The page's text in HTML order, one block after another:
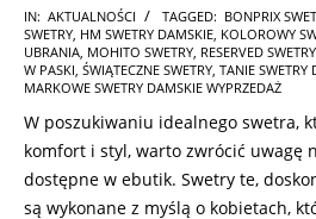
2025-
11-
16
IN: AKTUALNOŚCI TAGGED: BONPRIX
SWETRY HM SWETRY DAMSKIE KOLOROWY
UBRANIA MOHITO SWETRY RESERVED SWETRY
W PASKI ŚWIĄTECZNE SWETRY TANIE SWETRY
MARKOWE SWETRY DAMSKIE WYPRZEDAŻ
W poszukiwaniu idealnego swetra,
komfort i styl, warto zwrócić uwagę
dostępne w ebutik. Swetry te,
są wykonane z myślą o kobietach,